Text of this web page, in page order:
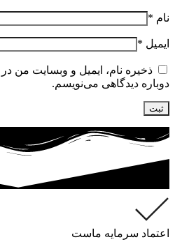
نام *
ایمیل *
ذخیره نام، ایمیل و وبسایت من
دوباره دیدگاهی می‌نویسم.
اعتماد سرمایه ماست